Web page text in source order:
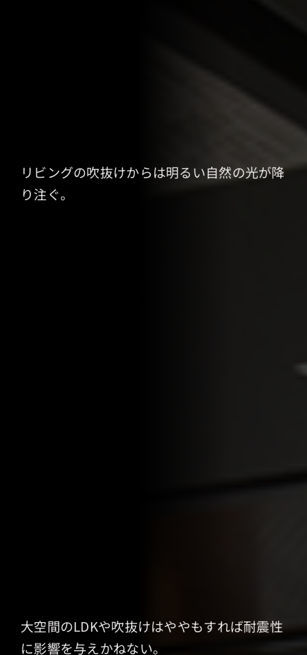
リビングの吹抜けからは明るい自然の光が降
り注ぐ。
大空間のLDKや吹抜けはややもすれば耐震性
に影響を与えかねない。